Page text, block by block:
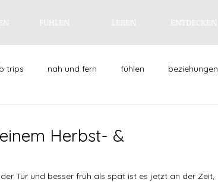
FÜHLEN LEBEN ENTDECKEN
trips nah und fern fühlen beziehungen
Herbst- &
Tür und besser früh als spät ist es jetzt an der Zeit,